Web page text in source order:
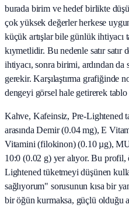
burada birim ve hedef birlikte
çok yüksek değerler herkese
küçük artışlar bile günlük ihtiyacı
kıymetlidir. Bu nedenle satır satır
ihtiyacı, sonra birimi, ardından da
gerekir. Karşılaştırma grafiğinde
dengeyi görsel hale getirerek tablo
Kahve, Kafeinsiz, Pre-Lightened
arasında Demir (0.04 mg), E
Vitamini (filokinon) (0.10 µg),
10:0 (0.02 g) yer alıyor. Bu
Lightened tüketmeyi düşünen
sağlıyorum" sorusunun kısa bir
bir öğün kurmaksa, güçlü olduğu